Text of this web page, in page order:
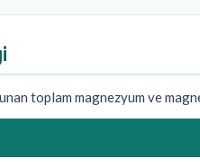
toplam magnezyum ve